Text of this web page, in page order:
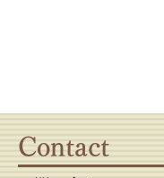
Contact